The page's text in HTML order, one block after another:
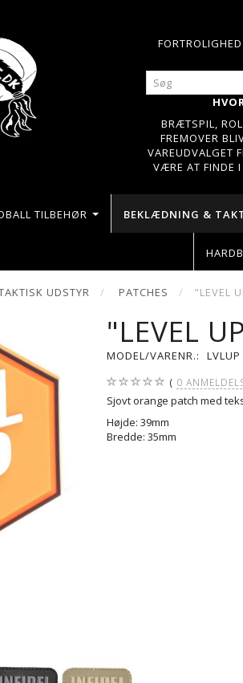
FORTROLIGHED
BRÆTSPIL,
FREMOVER
VAREUDVALGET
VÆRE AT FINDE
TILBEHØR BEKLÆDNING &
UDSTYR PATCHES "LEVEL
"LEVEL
MODEL/VARENR.: LVLUP
0
Sjovt orange patch med
Højde: 39mm
Bredde: 35mm